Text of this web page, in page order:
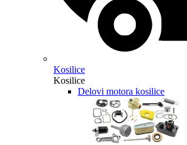
Kosilice
Kosilice
Delovi motora kosilice